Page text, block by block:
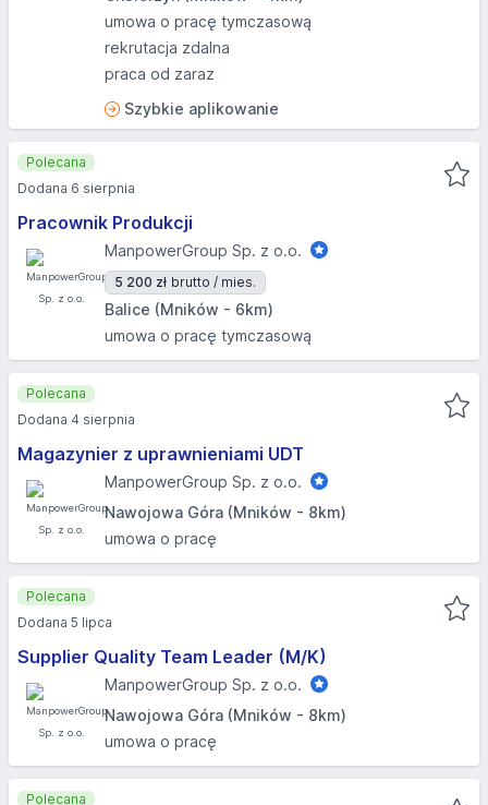
umowa o pracę tymczasową
rekrutacja zdalna
praca od zaraz
Szybkie aplikowanie
Pracownik Produkcji
ManpowerGroup Sp. z o.o.
5 200 zł brutto / mies.
Balice (Mników - 6km)
umowa o pracę tymczasową
Polecana
Dodana 6 sierpnia
Magazynier z uprawnieniami UDT
ManpowerGroup Sp. z o.o.
Nawojowa Góra (Mników - 8km)
umowa o pracę
Polecana
Dodana 4 sierpnia
Supplier Quality Team Leader (M/K)
ManpowerGroup Sp. z o.o.
Nawojowa Góra (Mników - 8km)
umowa o pracę
Polecana
Dodana 5 lipca
Polecana